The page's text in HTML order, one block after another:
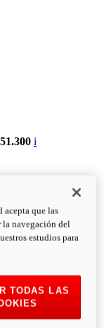
i
acepta que las
la navegación del
estudios para
TODAS LAS